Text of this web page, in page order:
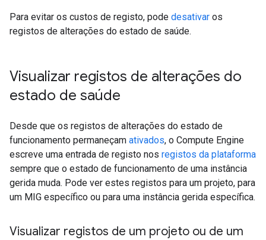
Para evitar os custos de registo, pode desativar os
registos de alterações do estado de saúde.
Visualizar registos de alterações do
estado de saúde
Desde que os registos de alterações do estado de
funcionamento permaneçam ativados, o Compute Engine
escreve uma entrada de registo nos registos da plataforma
sempre que o estado de funcionamento de uma instância
gerida muda. Pode ver estes registos para um projeto, para
um MIG específico ou para uma instância gerida específica.
Visualizar registos de um projeto ou de um